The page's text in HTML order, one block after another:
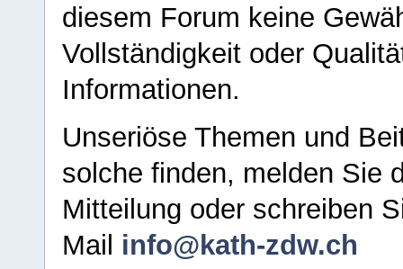
diesem Forum keine
Vollständigkeit oder
Informationen.
Unseriöse Themen und
solche finden, melden Sie
Mitteilung oder schreiben
Mail info@kath-zdw.ch